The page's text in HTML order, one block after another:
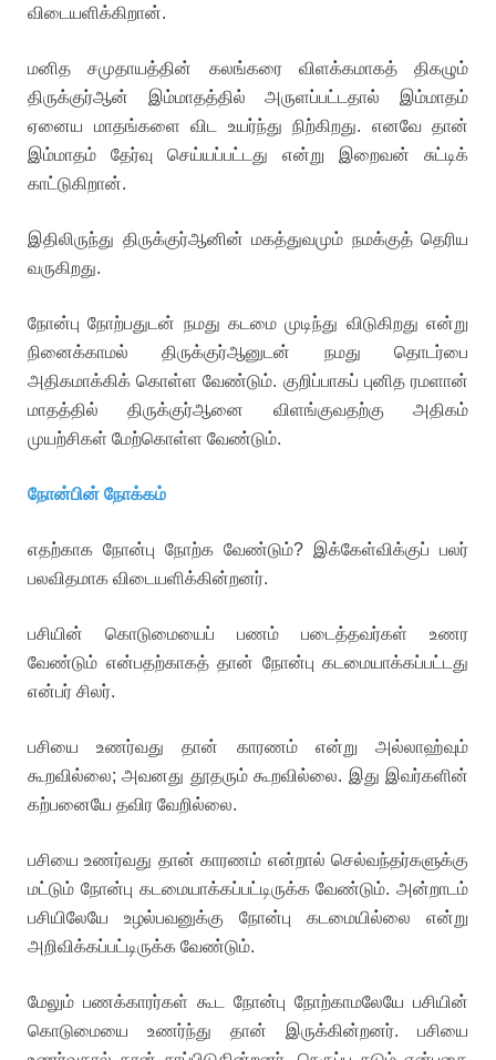
விடையளிக்கிறான்.
மனித சமுதாயத்தின் கலங்கரை விளக்கமாகத் திகழும்
திருக்குர்ஆன் இம்மாதத்தில் அருளப்பட்டதால் இம்மாதம்
ஏனைய மாதங்களை விட உயர்ந்து நிற்கிறது. எனவே தான்
இம்மாதம் தேர்வு செய்யப்பட்டது என்று இறைவன் சுட்டிக்
காட்டுகிறான்.
இதிலிருந்து திருக்குர்ஆனின் மகத்துவமும் நமக்குத் தெரிய
வருகிறது.
நோன்பு நோற்பதுடன் நமது கடமை முடிந்து விடுகிறது என்று
நினைக்காமல் திருக்குர்ஆனுடன் நமது தொடர்பை
அதிகமாக்கிக் கொள்ள வேண்டும். குறிப்பாகப் புனித ரமளான்
மாதத்தில் திருக்குர்ஆனை விளங்குவதற்கு அதிகம்
முயற்சிகள் மேற்கொள்ள வேண்டும்.
நோன்பின் நோக்கம்
எதற்காக நோன்பு நோற்க வேண்டும்? இக்கேள்விக்குப் பலர்
பலவிதமாக விடையளிக்கின்றனர்.
பசியின் கொடுமையைப் பணம் படைத்தவர்கள் உணர
வேண்டும் என்பதற்காகத் தான் நோன்பு கடமையாக்கப்பட்டது
என்பர் சிலர்.
பசியை உணர்வது தான் காரணம் என்று அல்லாஹ்வும்
கூறவில்லை; அவனது தூதரும் கூறவில்லை. இது இவர்களின்
கற்பனையே தவிர வேறில்லை.
பசியை உணர்வது தான் காரணம் என்றால் செல்வந்தர்களுக்கு
மட்டும் நோன்பு கடமையாக்கப்பட்டிருக்க வேண்டும். அன்றாடம்
பசியிலேயே உழல்பவனுக்கு நோன்பு கடமையில்லை என்று
அறிவிக்கப்பட்டிருக்க வேண்டும்.
மேலும் பணக்காரர்கள் கூட நோன்பு நோற்காமலேயே பசியின்
கொடுமையை உணர்ந்து தான் இருக்கின்றனர். பசியை